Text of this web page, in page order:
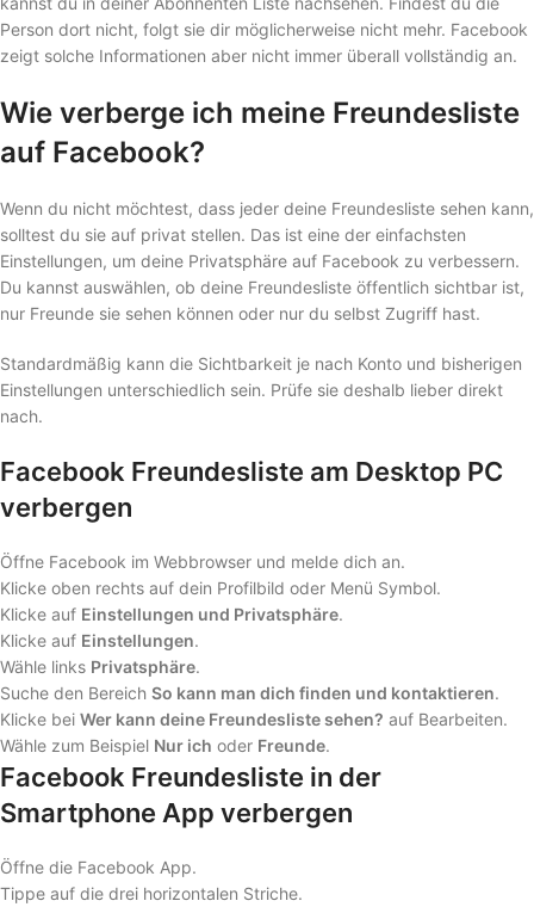
Person dort nicht, folgt sie dir möglicherweise nicht mehr. Facebook
zeigt solche Informationen aber nicht immer überall vollständig an.
Wie verberge ich meine Freundesliste
auf Facebook?
Wenn du nicht möchtest, dass jeder deine Freundesliste sehen kann,
solltest du sie auf privat stellen. Das ist eine der einfachsten
Einstellungen, um deine Privatsphäre auf Facebook zu verbessern.
Du kannst auswählen, ob deine Freundesliste öffentlich sichtbar ist,
nur Freunde sie sehen können oder nur du selbst Zugriff hast.
Standardmäßig kann die Sichtbarkeit je nach Konto und bisherigen
Einstellungen unterschiedlich sein. Prüfe sie deshalb lieber direkt
nach.
Facebook Freundesliste am Desktop PC
verbergen
Öffne Facebook im Webbrowser und melde dich an.
Klicke oben rechts auf dein Profilbild oder Menü Symbol.
Klicke auf Einstellungen und Privatsphäre.
Klicke auf Einstellungen.
Wähle links Privatsphäre.
Suche den Bereich So kann man dich finden und kontaktieren.
Klicke bei Wer kann deine Freundesliste sehen? auf Bearbeiten.
Wähle zum Beispiel Nur ich oder Freunde.
Facebook Freundesliste in der
Smartphone App verbergen
Öffne die Facebook App.
Tippe auf die drei horizontalen Striche.